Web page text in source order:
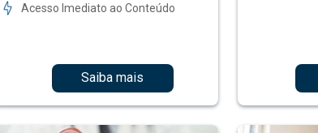
Acesso Imediato ao Conteúdo
Saiba mais